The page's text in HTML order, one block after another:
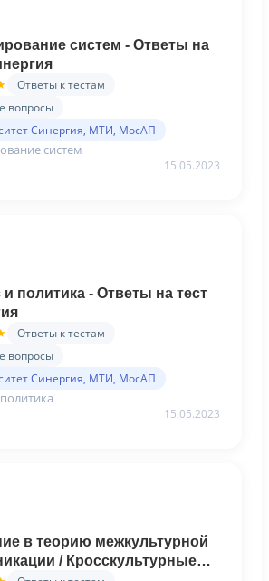
систем - Ответы на
Ответы к тестам
вопросы
Синергия, МТИ, МосАП
систем
15.05.2023
и политика - Ответы на тест
Ответы к тестам
вопросы
Синергия, МТИ, МосАП
15.05.2023
в теорию межкультурной
/ Кросскультурные